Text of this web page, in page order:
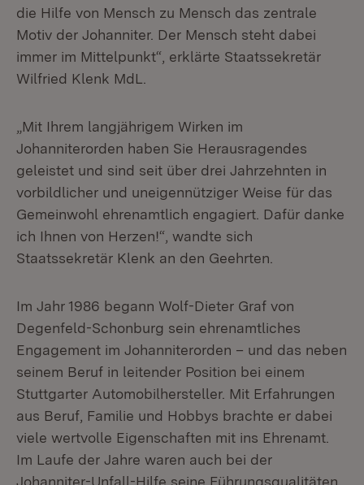
die Hilfe von Mensch zu Mensch das zentrale
Motiv der Johanniter. Der Mensch steht dabei
immer im Mittelpunkt“, erklärte Staatssekretär
Wilfried Klenk MdL.
„Mit Ihrem langjährigem Wirken im
Johanniterorden haben Sie Herausragendes
geleistet und sind seit über drei Jahrzehnten in
vorbildlicher und uneigennütziger Weise für das
Gemeinwohl ehrenamtlich engagiert. Dafür danke
ich Ihnen von Herzen!“, wandte sich
Staatssekretär Klenk an den Geehrten.
Im Jahr 1986 begann Wolf-Dieter Graf von
Degenfeld-Schonburg sein ehrenamtliches
Engagement im Johanniterorden – und das neben
seinem Beruf in leitender Position bei einem
Stuttgarter Automobilhersteller. Mit Erfahrungen
aus Beruf, Familie und Hobbys brachte er dabei
viele wertvolle Eigenschaften mit ins Ehrenamt.
Im Laufe der Jahre waren auch bei der
Johanniter-Unfall-Hilfe seine Führungsqualitäten